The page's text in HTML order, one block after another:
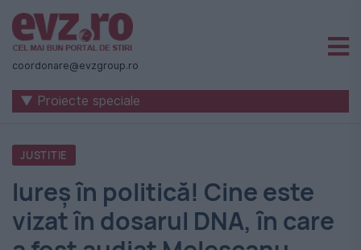
Știri
naționale
internaționale
România
Evenimentul
coordonare@evzgroup.ro
▼ Proiecte speciale
JUSTITIE
Iureș în politică! Cine este
vizat în dosarul DNA, în care